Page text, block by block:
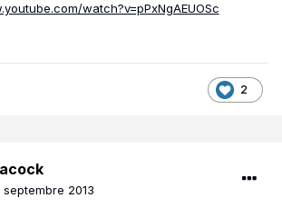
watch?v=pPxNgAEUOSc
2
septembre 2013